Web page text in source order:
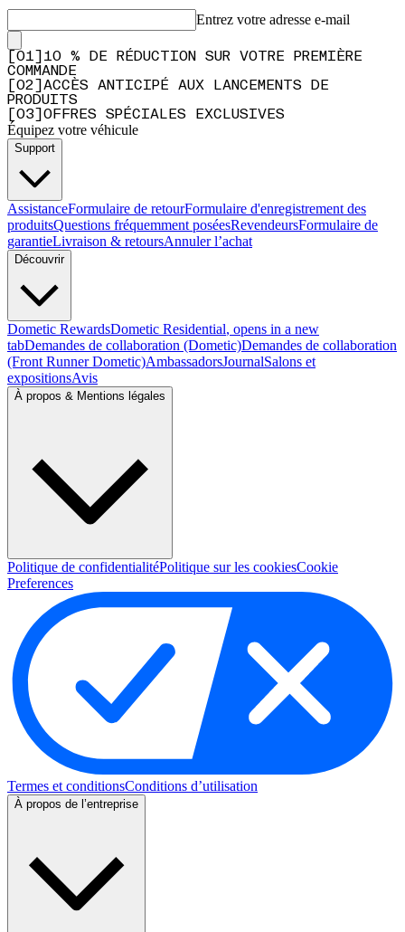
Entrez votre adresse e-mail
01
10 % DE RÉDUCTION SUR VOTRE PREMIÈRE
COMMANDE
02
ACCÈS ANTICIPÉ AUX LANCEMENTS DE
PRODUITS
03 OFFRES SPÉCIALES EXCLUSIVES
Équipez votre véhicule
Support
AssistanceFormulaire de retourFormulaire d'enregistrement des
produitsQuestions fréquemment poséesRevendeursFormulaire de
garantieLivraison & retoursAnnuler l’achat
Découvrir
Dometic RewardsDometic Residential, opens in a new
tabDemandes de collaboration (Dometic)Demandes de collaboration
(Front Runner Dometic)AmbassadorsJournalSalons et
expositionsAvis
À propos & Mentions légales
Politique de confidentialitéPolitique sur les cookiesCookie
Preferences
Termes et conditionsConditions d’utilisation
À propos de l’entreprise